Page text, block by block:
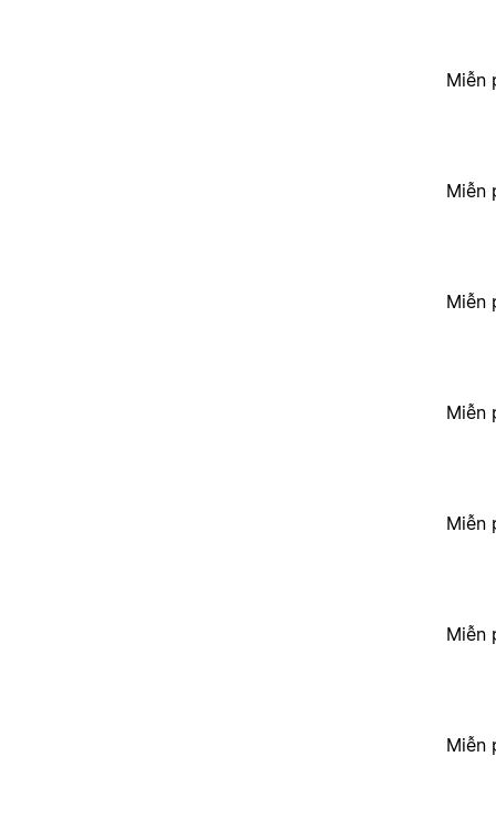
Miễn
Miễn
Miễn
Miễn
Miễn
Miễn
Miễn